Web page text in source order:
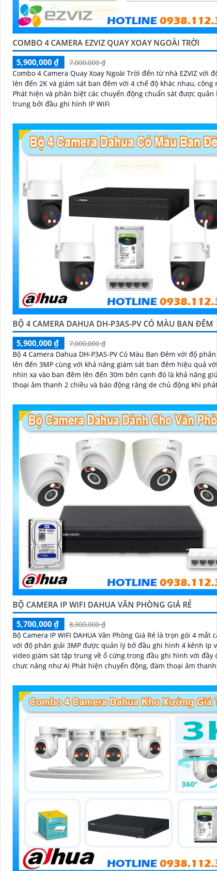
COMBO 4 CAMERA EZVIZ QUAY XOAY NGOÀI TRỜI
5,900,000 ₫
7,000,000 ₫
Combo 4 Camera Quay Xoay Ngoài Trời đến từ nhà EZVIZ với
lên đến 2K và giám sát ban đêm với 4 chế độ khác nhau, công
Phát hiện và phân biệt các chuyển động chuẩn sát được quản
trung bởi đầu ghi hình IP WiFi
BỘ 4 CAMERA DAHUA DH-P3AS-PV CÓ MÀU BAN ĐÊM
5,900,000 ₫
7,000,000 ₫
Bộ 4 Camera Dahua DH-P3AS-PV Có Màu Ban Đêm với độ
lên đến 3MP cùng với khả năng giám sát ban đêm hiệu quả
nhìn xa vào ban đêm lên đến 30m bên cạnh đó là khả năng
thoại âm thanh 2 chiều và báo động răng de chủ động khi
BỘ CAMERA IP WIFI DAHUA VĂN PHÒNG GIÁ RẺ
5,700,000 ₫
8,300,000 ₫
Bộ Camera IP WIFI DAHUA Văn Phòng Giá Rẻ là trọn gói 4 mắt
với độ phân giải 3MP được quản lý bở đầu ghi hình 4 kênh Ip
video giám sát tập trung về ổ cứng trong đầu ghi hình với đầy
chưc năng như AI Phát hiện chuyển động, đàm thoại âm